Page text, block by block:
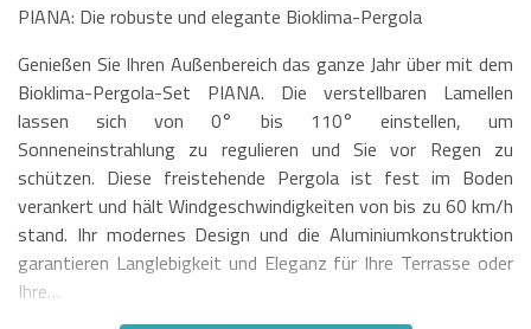
PIANA: Die robuste und elegante Bioklima-Pergola
Genießen Sie Ihren Außenbereich das ganze Jahr über mit dem
Bioklima-Pergola-Set PIANA. Die verstellbaren Lamellen
lassen sich von 0° bis 110° einstellen, um
Sonneneinstrahlung zu regulieren und Sie vor Regen zu
schützen. Diese freistehende Pergola ist fest im Boden
verankert und hält Windgeschwindigkeiten von bis zu 60 km/h
stand. Ihr modernes Design und die Aluminiumkonstruktion
garantieren Langlebigkeit und Eleganz für Ihre Terrasse oder
Ihre…